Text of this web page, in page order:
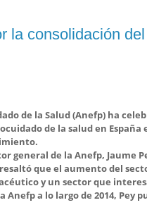
la consolidación
de la Salud (Anefp) ha
de la salud en
general de la Anefp, Jaume
resaltó que el aumento del
y un sector que
Anefp a lo largo de 2014,